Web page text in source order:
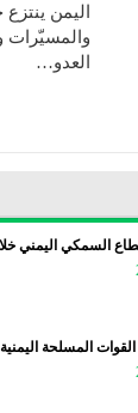
اليمن
والمسيّرات
العدو…
اليمني خلال 12 عاماً
المسلحة